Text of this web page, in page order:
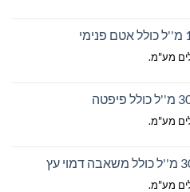
מע"מ.
מע"מ.
מע"מ.